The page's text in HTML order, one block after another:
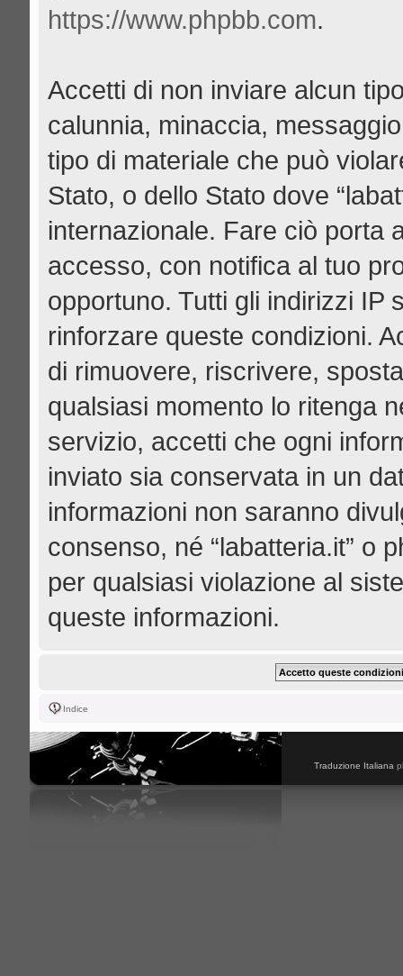
https://www.phpbb.com.
Accetti di non inviare alcun
calunnia, minaccia,
tipo di materiale che può
Stato, o dello Stato dove
internazionale. Fare ciò porta
accesso, con notifica al tuo
opportuno. Tutti gli indirizzi IP
rinforzare queste condizioni.
di rimuovere, riscrivere,
qualsiasi momento lo ritenga
servizio, accetti che ogni
inviato sia conservata in un
informazioni non saranno
consenso, né “labatteria.it” o
per qualsiasi violazione al
queste informazioni.
Indice
Traduzione Italiana